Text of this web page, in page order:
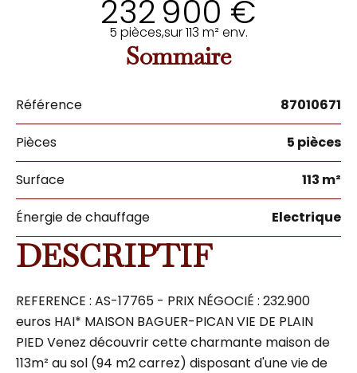
232 900 €
5 pièces,sur 113 m² env.
Sommaire
Référence 87010671
Pièces 5 pièces
Surface 113 m²
Énergie de chauffage Electrique
DESCRIPTIF
REFERENCE : AS-17765 - PRIX NÉGOCIÉ : 232.900
euros HAI* MAISON BAGUER-PICAN VIE DE PLAIN
PIED Venez découvrir cette charmante maison de
113m² au sol (94 m2 carrez) disposant d'une vie de